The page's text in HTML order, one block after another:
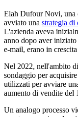
Elah Dufour Novi, una
avviato una strategia di
L'azienda aveva
anno dopo aver
e-mail, erano in
Nel 2022, nell'ambito
sondaggio per
utilizzati per avviare
aumento di vendite del
Un analogo processo